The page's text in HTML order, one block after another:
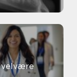
velvære